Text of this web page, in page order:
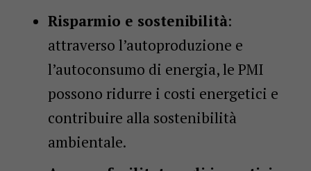
Risparmio e sostenibilità:
attraverso l’autoproduzione e
l’autoconsumo di energia, le PMI
possono ridurre i costi energetici e
contribuire alla sostenibilità
ambientale.